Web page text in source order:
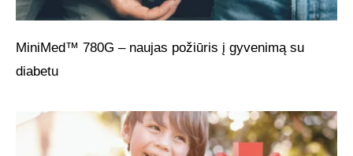
MiniMed™ 780G – naujas požiūris į gyvenimą su
diabetu